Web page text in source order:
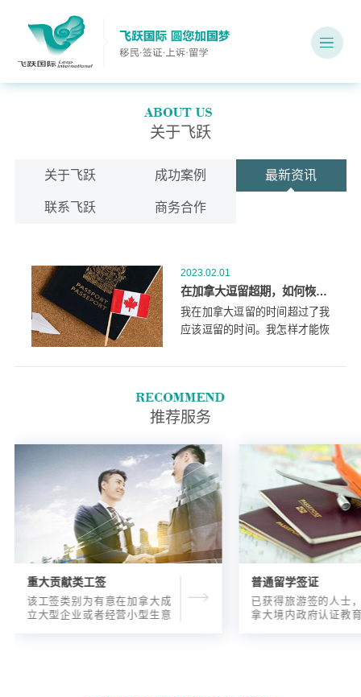
关于飞跃
关于飞跃 成功案例 最新资讯
联系飞跃 商务合作
2023.02.01
在加拿大逗留超期，如何恢复访客身份？
我在加拿大逗留的时间超过了我
应该逗留的时间。我怎样才能恢
推荐服务
重大贡献类工签
该工签类别为有意在加拿大成
立大型企业或者经营小型生意
普通留学签证
已获得旅游签的人士
拿大境内政府认证教